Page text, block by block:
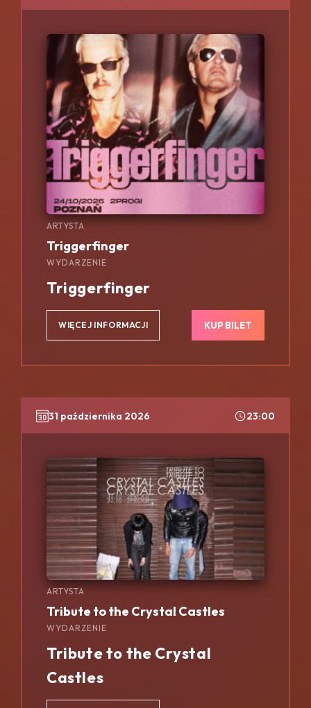
ARTYSTA
Triggerfinger
WYDARZENIE
Triggerfinger
WIĘCEJ INFORMACJI KUP BILET
31 października 2026 23:00
ARTYSTA
Tribute to the Crystal Castles
WYDARZENIE
Tribute to the Crystal
Castles